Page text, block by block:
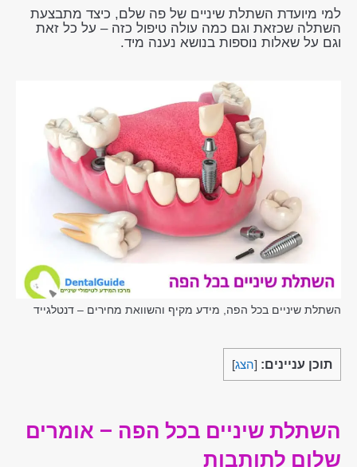
למי מיועדת השתלת שיניים של פה שלם, כיצד מתבצעת
השתלה שכזאת וגם כמה עולה טיפול כזה – על כל זאת
וגם על שאלות נוספות בנושא נענה מיד.
השתלת שיניים בכל הפה, מידע מקיף והשוואת מחירים – דנטלגייד
תוכן עניינים: [הצג]
השתלת שיניים בכל הפה – אומרים
שלום לתותבות